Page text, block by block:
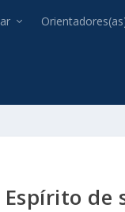
Espírito de